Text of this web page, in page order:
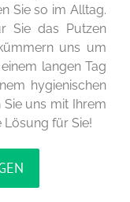
Sie so im Alltag.
Sie das Putzen
uns um
langen Tag
hygienischen
uns mit Ihrem
Lösung für Sie!